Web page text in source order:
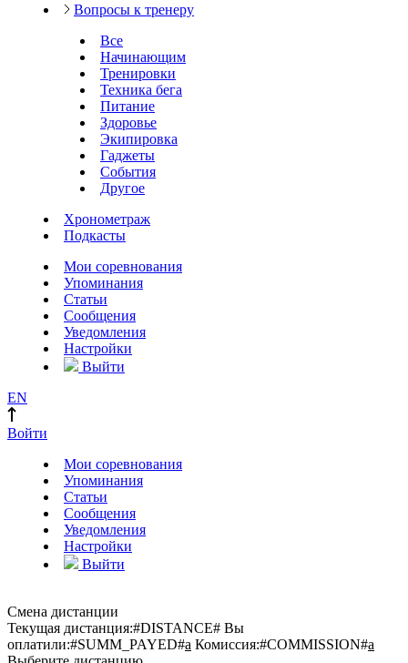
Вопросы к тренеру
Все
Начинающим
Тренировки
Техника бега
Питание
Здоровье
Экипировка
Гаджеты
События
Другое
Хронометраж
Подкасты
Мои соревнования
Упоминания
Статьи
Сообщения
Уведомления
Настройки
Выйти
EN
Войти
Мои соревнования
Упоминания
Статьи
Сообщения
Уведомления
Настройки
Выйти
Смена дистанции
Текущая дистанция:#DISTANCE# Вы
оплатили:#SUMM_PAYED#a Комиссия:#COMMISSION#a